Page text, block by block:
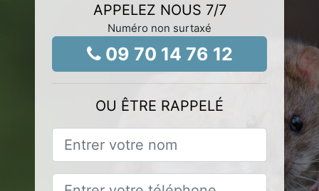
APPELEZ NOUS 7/7
Numéro non surtaxé
09 70 14 76 12
OU ÊTRE RAPPELÉ